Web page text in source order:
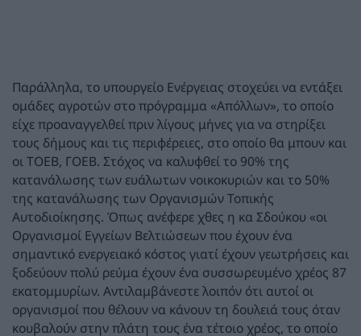
Παράλληλα, το υπουργείο Ενέργειας στοχεύει να εντάξει
ομάδες αγροτών στο πρόγραμμα «Απόλλων», το οποίο
είχε προαναγγελθεί πριν λίγους μήνες για να στηρίξει
τους δήμους και τις περιφέρειες, στο οποίο θα μπουν και
οι ΤΟΕΒ, ΓΟΕΒ. Στόχος να καλυφθεί το 90% της
κατανάλωσης των ευάλωτων νοικοκυριών και το 50%
της κατανάλωσης των Οργανισμών Τοπικής
Αυτοδιοίκησης. Όπως ανέφερε χθες η κα Σδούκου «οι
Οργανισμοί Εγγείων Βελτιώσεων που έχουν ένα
σημαντικό ενεργειακό κόστος γιατί έχουν γεωτρήσεις και
ξοδεύουν πολύ ρεύμα έχουν ένα συσσωρευμένο χρέος 87
εκατομμυρίων. Αντιλαμβάνεστε λοιπόν ότι αυτοί οι
οργανισμοί που θέλουν να κάνουν τη δουλειά τους όταν
κουβαλούν στην πλάτη τους ένα τέτοιο χρέος, το οποίο